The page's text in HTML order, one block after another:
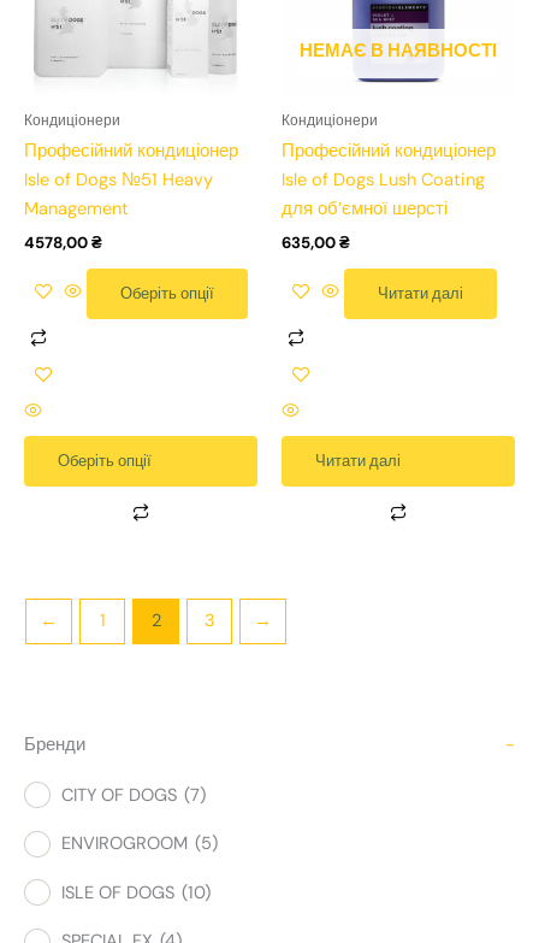
Кондиціонери
Професійний кондиціонер
Isle of Dogs №51 Heavy
Management
4578,00₴
Оберіть опції
Параметри
вибрати
сторінці
товару
Оберіть опції
Параметри
вибрати
сторінці
товару
НЕМАЄ В НАЯВНОСТІ
Кондиціонери
Професійний кондиціонер
Isle of Dogs Lush Coating
для об’ємної шерсті
635,00₴
Читати далі
Читати далі
← 1 2 3 →
Бренди -
CITY OF DOGS (7)
ENVIROGROOM (5)
ISLE OF DOGS (10)